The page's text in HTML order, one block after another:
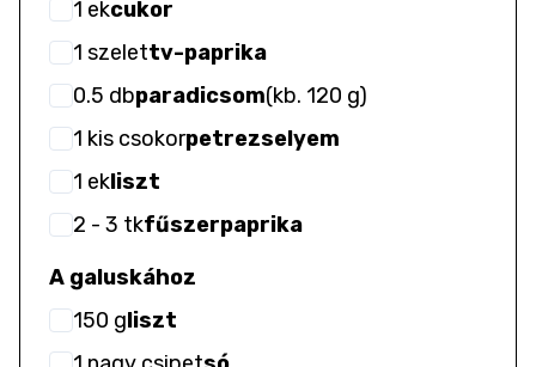
1 ekcukor
1 szelettv-paprika
0.5 dbparadicsom(kb. 120 g)
1 kis csokorpetrezselyem
1 ekliszt
2 - 3 tkfűszerpaprika
A galuskához
150 gliszt